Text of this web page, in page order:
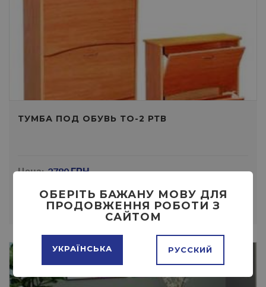
ТУМБА ПОД ОБУВЬ ТО-2 РТВ
Цена:2780 ГРН
ПОДРОБНЕЕ КУПИТЬ
ОБЕРІТЬ БАЖАНУ МОВУ ДЛЯ
ПРОДОВЖЕННЯ РОБОТИ З
САЙТОМ
УКРАЇНСЬКА РУССКИЙ